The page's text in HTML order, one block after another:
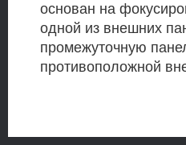
основан на
одной из внешних
промежуточную
противоположной